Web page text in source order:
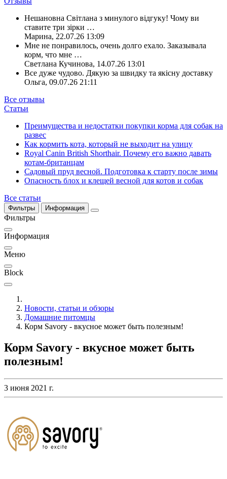
Нешановна Світлана з минулого відгуку! Чому ви
ставите три зірки …
Марина, 22.07.26 13:09
Мне не понравилось, очень долго ехало. Заказывала
корм, что мне …
Светлана Кучинова, 14.07.26 13:01
Все дуже чудово. Дякую за швидку та якісну доставку
Ольга, 09.07.26 21:11
Все отзывы
Статьи
Преимущества и недостатки покупки корма для собак на
развес
Как кормить кота, который не выходит на улицу
Royal Canin British Shorthair. Почему его важно давать
котам-британцам
Садовый пруд весной. Подготовка к старту после зимы
Опасность блох и клещей весной для котов и собак
Все статьи
Фильтры Информация
Фильтры
Информация
Меню
Block
Новости, статьи и обзоры
Домашние питомцы
Корм Savory - вкусное может быть полезным!
Корм Savory - вкусное может быть
полезным!
3 июня 2021 г.